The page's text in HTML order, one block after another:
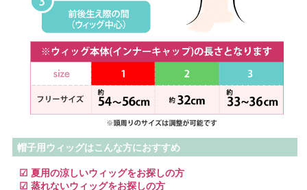
帽子用ウィッグはこんな方におすすめ
☑ 夏用の涼しいウィッグをお探しの方
☑ 蒸れないウィッグをお探しの方